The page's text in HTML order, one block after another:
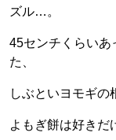
ズル…。
45センチくらいあ
た、
しぶといヨモギの
よもぎ餅は好きだ